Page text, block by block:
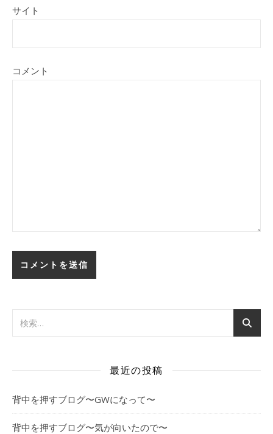
サイト
コメント
最近の投稿
背中を押すブログ〜GWになって〜
背中を押すブログ〜気が向いたので〜